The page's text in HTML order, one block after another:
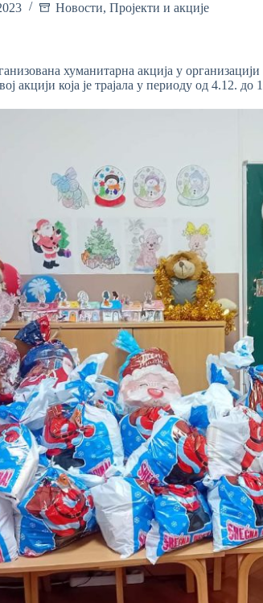
Новости, Пројекти и акције
хуманитарна акција у
акцији која је трајала у периоду од 4.12.